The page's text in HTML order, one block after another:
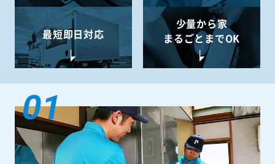
最短即日対応
少量から家
まるごとまでOK